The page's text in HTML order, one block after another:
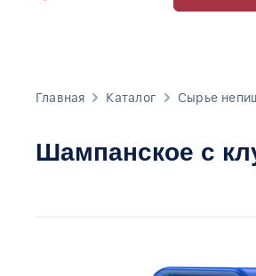
Главная Каталог Сырье
Шампанское с